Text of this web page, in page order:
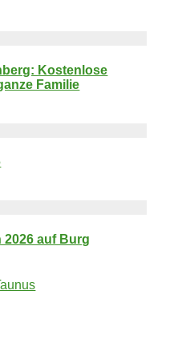
Kostenlose
Familie
2026 auf Burg